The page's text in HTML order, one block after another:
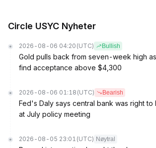
Circle USYC Nyheter
2026-08-06 04:20 (UTC) Bullish
Gold pulls back from seven-week high
find acceptance above $4,300
2026-08-06 01:18 (UTC) Bearish
Fed's Daly says central bank was right
at July policy meeting
2026-08-05 23:01 (UTC) Nøytral